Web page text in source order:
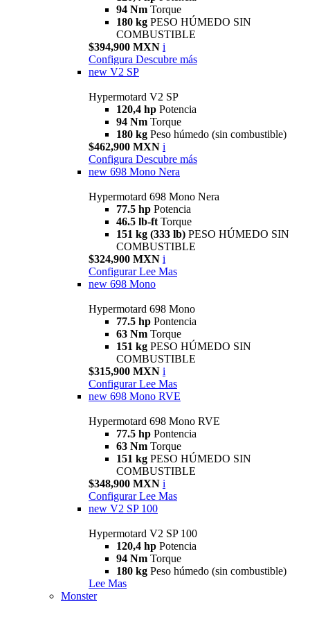
94 Nm Torque
180 kg PESO HÚMEDO SIN
COMBUSTIBLE
$394,900 MXN i
Configura Descubre más
new V2 SP
Hypermotard V2 SP
120,4 hp Potencia
94 Nm Torque
180 kg Peso húmedo (sin combustible)
$462,900 MXN i
Configura Descubre más
new 698 Mono Nera
Hypermotard 698 Mono Nera
77.5 hp Potencia
46.5 lb-ft Torque
151 kg (333 lb) PESO HÚMEDO SIN
COMBUSTIBLE
$324,900 MXN i
Configurar Lee Mas
new 698 Mono
Hypermotard 698 Mono
77.5 hp Pontencia
63 Nm Torque
151 kg PESO HÚMEDO SIN
COMBUSTIBLE
$315,900 MXN i
Configurar Lee Mas
new 698 Mono RVE
Hypermotard 698 Mono RVE
77.5 hp Pontencia
63 Nm Torque
151 kg PESO HÚMEDO SIN
COMBUSTIBLE
$348,900 MXN i
Configurar Lee Mas
new V2 SP 100
Hypermotard V2 SP 100
120,4 hp Potencia
94 Nm Torque
180 kg Peso húmedo (sin combustible)
Lee Mas
Monster